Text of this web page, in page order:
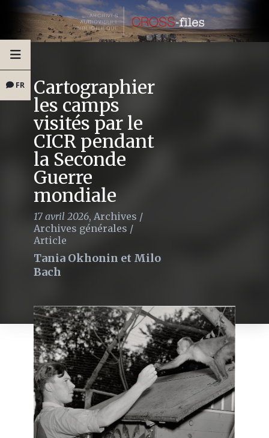
FR Cartographier
les camps
visités par le
CICR pendant
la Seconde
Guerre
mondiale
17 avril 2026, Archives /
Archives générales /
Article
Tania Okhonin et Milo
Bach